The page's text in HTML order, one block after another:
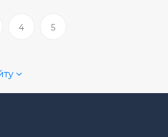
4 5